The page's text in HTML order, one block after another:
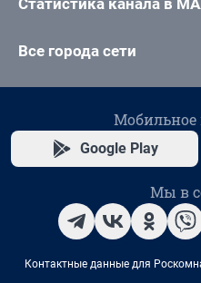
Все города сети
Google Play
Мы в
Контактные данные для